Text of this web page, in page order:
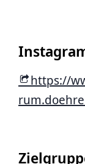
https://